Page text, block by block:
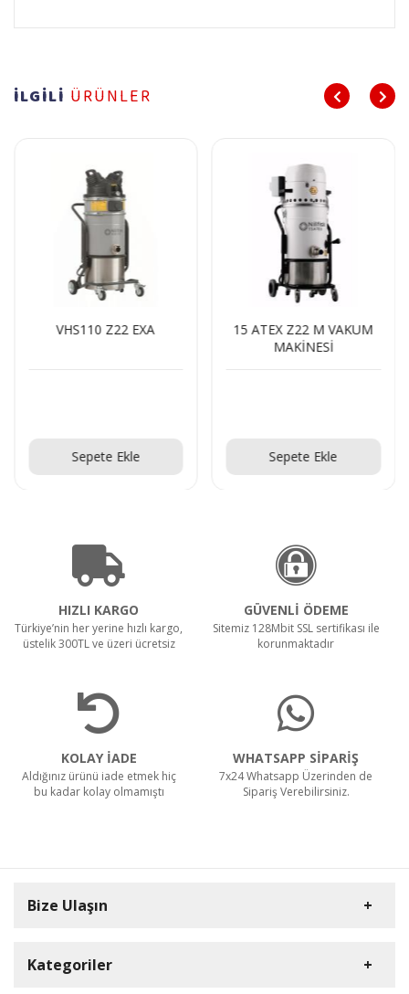
İLGİLİ ÜRÜNLER
VHS110 Z22 EXA
Sepete Ekle
15 ATEX Z22 M VAKUM
MAKİNESİ
Sepete Ekle
HIZLI KARGO
Türkiye’nin her yerine hızlı kargo,
üstelik 300TL ve üzeri ücretsiz
GÜVENLİ ÖDEME
Sitemiz 128Mbit SSL sertifikası ile
korunmaktadır
KOLAY İADE
Aldığınız ürünü iade etmek hiç
bu kadar kolay olmamıştı
WHATSAPP SİPARİŞ
7x24 Whatsapp Üzerinden de
Sipariş Verebilirsiniz.
Bize Ulaşın
Kategoriler